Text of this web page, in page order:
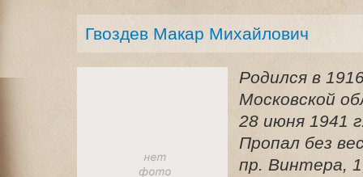
Гвоздев Макар Михайлович
Родился в
Московской
28 июня 1941
Пропал без
пр. Винтера,